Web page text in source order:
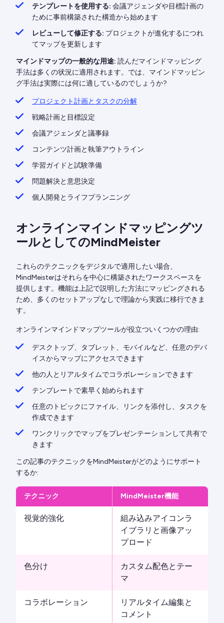
テンプレートを使用する: 会議アジェンダや目標計画の
ために事前構築された構造から始めます
レビューして修正する: プロジェクトが進化するにつれ
てマップを更新します
マインドマップの一般的な用途: 読んだマインドマッピング
手法は多くの状況に適用されます。では、マインドマッピン
グ手法は実際には何に適しているのでしょうか?
プロジェクト計画とタスクの分解
戦略計画と目標設定
会議アジェンダと議事録
コンテンツ計画と執筆アウトライン
学習ガイドと試験準備
問題解決と意思決定
個人開発とライフプランニング
オンラインマインドマッピングツ
ールとしてのMindMeister
これらのテクニックをデジタルで適用したい場合、
MindMeisterはそれらを中心に構築されたワークスペースを
提供します。機能は上記で説明した方法にマッピングされる
ため、多くのセットアップなしで理論から実践に移行できま
す。
オンラインマインドマップツールが役立ついくつかの理由:
デスクトップ、タブレット、モバイルなど、任意のデバ
イスからマップにアクセスできます
他の人とリアルタイムでコラボレーションできます
テンプレートで素早く始められます
任意のトピックにファイル、リンクを添付し、タスクを
作成できます
ワンクリックでマップをプレゼンテーションして共有で
きます
この記事のテクニックをMindMeisterがどのようにサポート
するか:
テクニック MindMeister機能
視覚的強化
組み込みアイコンラ
イブラリと画像アッ
プロード
色分け
カスタム配色とテー
マ
コラボレーション
リアルタイム編集と
コメント